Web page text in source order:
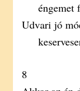
éngemet
Udvari jó
8